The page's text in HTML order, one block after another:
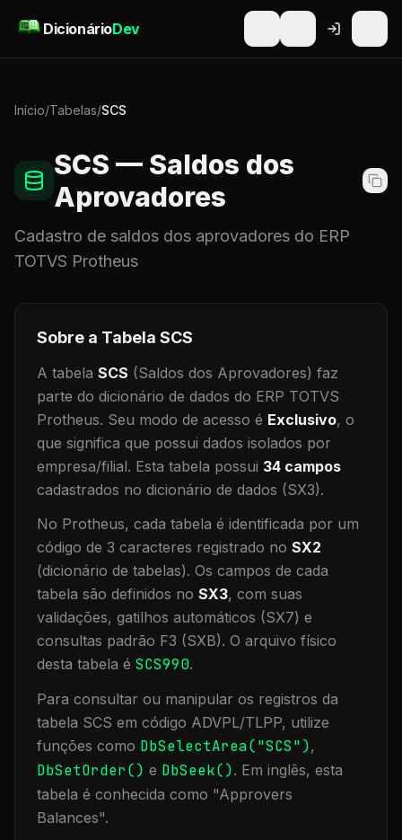
DicionárioDev
Início/Tabelas/SCS
SCS — Saldos dos
Aprovadores
Cadastro de saldos dos aprovadores do ERP
TOTVS Protheus
Sobre a Tabela SCS
A tabela SCS (Saldos dos Aprovadores) faz
parte do dicionário de dados do ERP TOTVS
Protheus. Seu modo de acesso é Exclusivo, o
que significa que possui dados isolados por
empresa/filial. Esta tabela possui 34 campos
cadastrados no dicionário de dados (SX3).
No Protheus, cada tabela é identificada por um
código de 3 caracteres registrado no SX2
(dicionário de tabelas). Os campos de cada
tabela são definidos no SX3, com suas
validações, gatilhos automáticos (SX7) e
consultas padrão F3 (SXB). O arquivo físico
desta tabela é SCS990.
Para consultar ou manipular os registros da
tabela SCS em código ADVPL/TLPP, utilize
funções como DbSelectArea("SCS"),
DbSetOrder() e DbSeek(). Em inglês, esta
tabela é conhecida como "Approvers
Balances".